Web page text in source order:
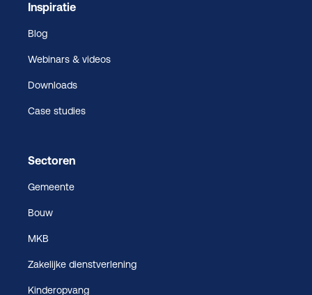
Inspiratie
Blog
Webinars & videos
Downloads
Case studies
Sectoren
Gemeente
Bouw
MKB
Zakelijke dienstverlening
Kinderopvang